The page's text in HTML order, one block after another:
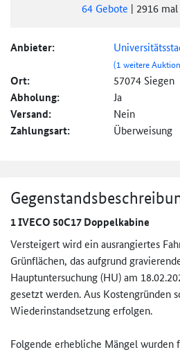
64 Gebote | 2916
Anbieter:
(1 weitere
Ort: 57074 Siegen
Abholung: Ja
Versand: Nein
Zahlungsart: Überweisung
1 IVECO 50C17 Doppelkabine
Versteigert wird ein ausrangiertes
Grünflächen, das aufgrund
Hauptuntersuchung (HU) am
gesetzt werden. Aus Kostengründen
Wiederinstandsetzung erfolgen.
Folgende erhebliche Mängel wurden